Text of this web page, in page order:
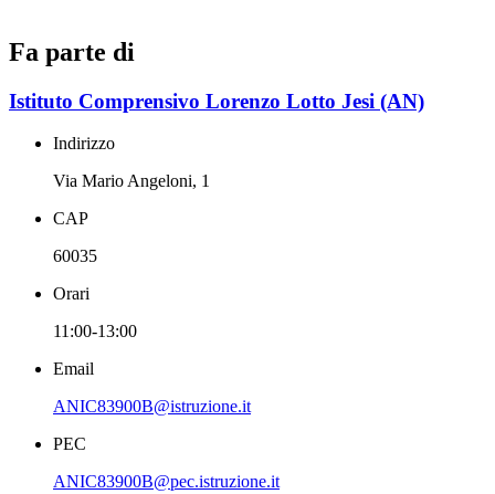
Fa parte di
Istituto Comprensivo Lorenzo Lotto Jesi (AN)
Indirizzo
Via Mario Angeloni, 1
CAP
60035
Orari
11:00-13:00
Email
ANIC83900B@istruzione.it
PEC
ANIC83900B@pec.istruzione.it